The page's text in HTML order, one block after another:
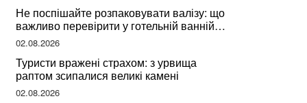
Не поспішайте розпаковувати валізу: що
важливо перевірити у готельній ванній
за словами досвідченої мандрівниці
02.08.2026
Туристи вражені страхом: з урвища
раптом зсипалися великі камені
02.08.2026